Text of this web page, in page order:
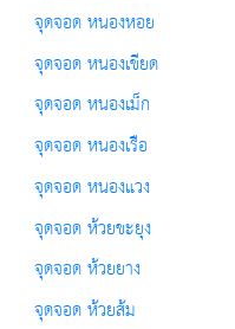
จุดจอด หนองหอย
จุดจอด หนองเขียด
จุดจอด หนองเม็ก
จุดจอด หนองเรือ
จุดจอด หนองแวง
จุดจอด ห้วยขะยุง
จุดจอด ห้วยยาง
จุดจอด ห้วยส้ม